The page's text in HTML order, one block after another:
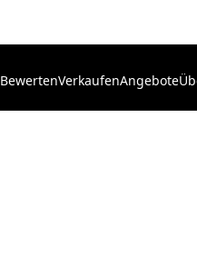
BewertenVerkaufenAngebote